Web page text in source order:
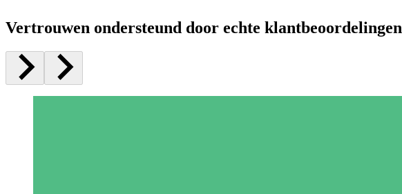
Vertrouwen ondersteund door echte klantbeoordelingen